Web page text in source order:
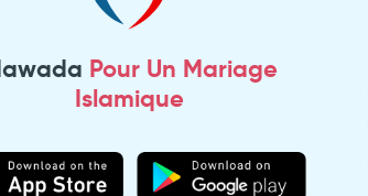
Pour Un Mariage
Islamique